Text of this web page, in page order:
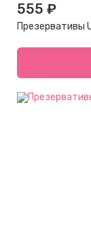
555 ₽
Презервативы